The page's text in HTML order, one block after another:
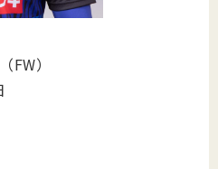
FW）